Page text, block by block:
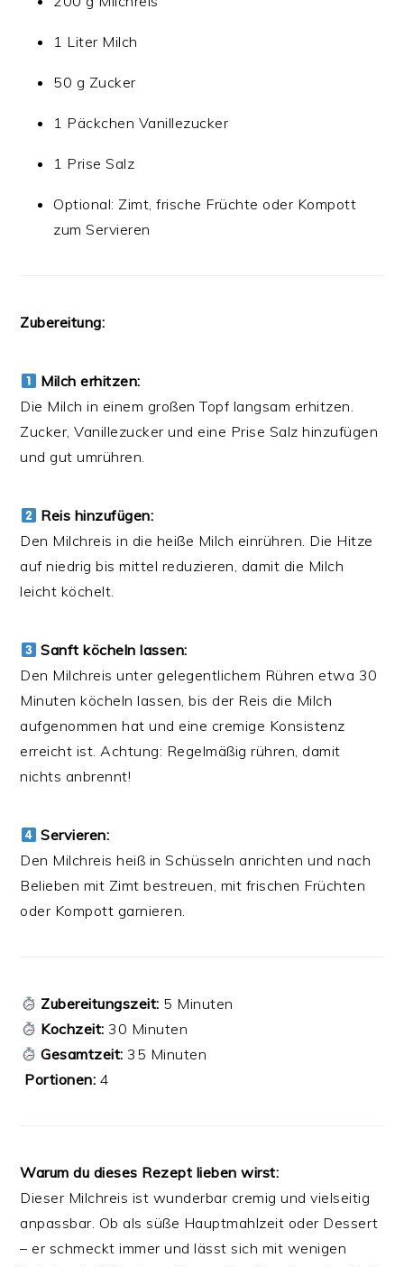
1 Liter Milch
50 g Zucker
1 Päckchen Vanillezucker
1 Prise Salz
Optional: Zimt, frische Früchte oder Kompott
zum Servieren
Zubereitung:
Milch erhitzen:
Die Milch in einem großen Topf langsam erhitzen.
Zucker, Vanillezucker und eine Prise Salz hinzufügen
und gut umrühren.
Reis hinzufügen:
Den Milchreis in die heiße Milch einrühren. Die Hitze
auf niedrig bis mittel reduzieren, damit die Milch
leicht köchelt.
Sanft köcheln lassen:
Den Milchreis unter gelegentlichem Rühren etwa 30
Minuten köcheln lassen, bis der Reis die Milch
aufgenommen hat und eine cremige Konsistenz
erreicht ist. Achtung: Regelmäßig rühren, damit
nichts anbrennt!
Servieren:
Den Milchreis heiß in Schüsseln anrichten und nach
Belieben mit Zimt bestreuen, mit frischen Früchten
oder Kompott garnieren.
Zubereitungszeit: 5 Minuten
Kochzeit: 30 Minuten
Gesamtzeit: 35 Minuten
Portionen: 4
Warum du dieses Rezept lieben wirst:
Dieser Milchreis ist wunderbar cremig und vielseitig
anpassbar. Ob als süße Hauptmahlzeit oder Dessert
– er schmeckt immer und lässt sich mit wenigen